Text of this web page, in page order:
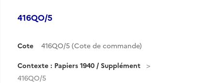
416QO/5
Cote 416QO/5 (Cote de commande)
Contexte : Papiers 1940 / Supplément
416QO/5